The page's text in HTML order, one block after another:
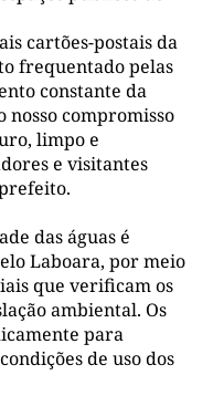
cartões-postais da
frequentado pelas
constante da
nosso compromisso
limpo e
e visitantes
das águas é
Laboara, por meio
que verificam os
ambiental. Os
para
de uso dos